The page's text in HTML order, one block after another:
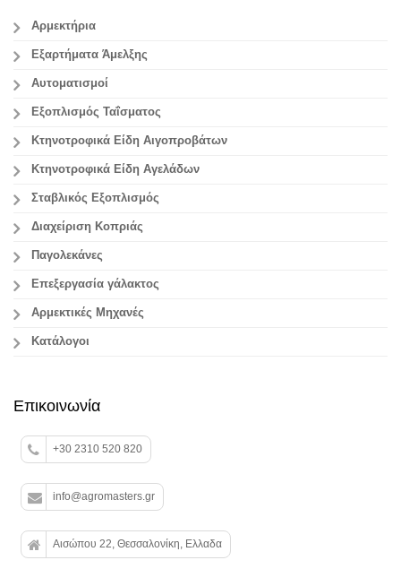
Αρμεκτήρια
Εξαρτήματα Άμελξης
Αυτοματισμοί
Εξοπλισμός Ταΐσματος
Κτηνοτροφικά Είδη Αιγοπροβάτων
Κτηνοτροφικά Είδη Αγελάδων
Σταβλικός Εξοπλισμός
Διαχείριση Κοπριάς
Παγολεκάνες
Επεξεργασία γάλακτος
Aρμεκτικές Μηχανές
Κατάλογοι
Επικοινωνία
+30 2310 520 820
info@agromasters.gr
Αισώπου 22, Θεσσαλονίκη, Ελλαδα